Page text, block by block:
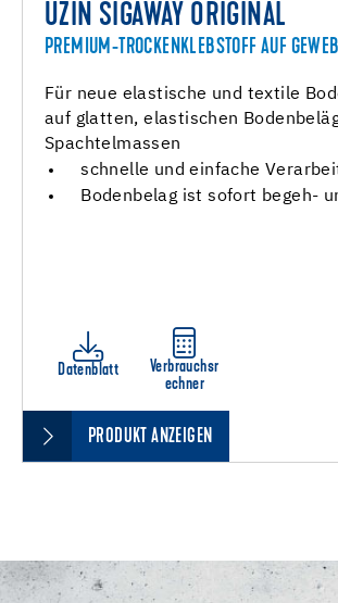
UZIN SIGAWAY ORIGINAL
PREMIUM-TROCKENKLEBSTOFF AUF
Für neue elastische und textile
auf glatten, elastischen
Spachtelmassen
schnelle und einfache
Bodenbelag ist sofort begeh-
Datenblatt
Verbrauchsr
echner
PRODUKT ANZEIGEN